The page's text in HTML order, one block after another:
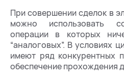
При совершении сделок в
можно использовать
операции в которых
“аналоговых”. В условиях
имеют ряд конкурентных
обеспечение прохождения